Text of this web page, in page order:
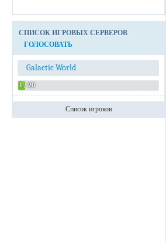
СПИСОК ИГРОВЫХ СЕРВЕРОВ
ГОЛОСОВАТЬ
Galactic World
1 / 20
Список игроков